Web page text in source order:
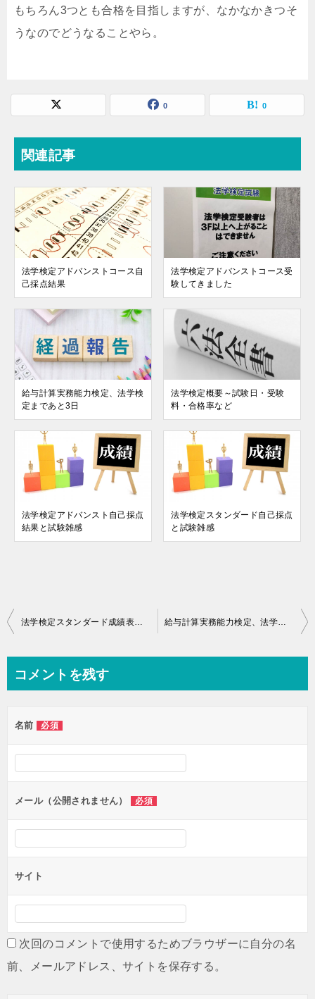
もちろん3つとも合格を目指しますが、なかなかきつそ
うなのでどうなることやら。
0 0
関連記事
法学検定アドバンストコース自
己採点結果
法学検定アドバンストコース受
験してきました
給与計算実務能力検定、法学検
定まであと3日
法学検定概要～試験日・受験
料・合格率など
法学検定アドバンスト自己採点
結果と試験雑感
法学検定スタンダード自己採点
と試験雑感
投
ビ
ー
シ
ョ
ン
法学検定スタンダード成績表到着 給与計算実務能力検定、法学検定まであと3日
コメントを残す
名前 必須
メール（公開されません） 必須
サイト
次回のコメントで使用するためブラウザーに自分の名
前、メールアドレス、サイトを保存する。